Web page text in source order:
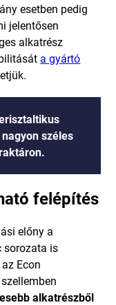
esetben pedig
jelentősen
alkatrész
a gyártó
széles
felépítés
előny a
sorozata is
Econ
alkatrészből